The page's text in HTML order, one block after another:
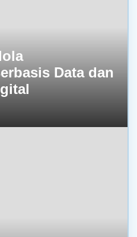
Data dan